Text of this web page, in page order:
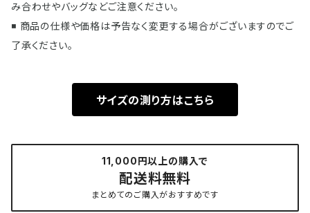
み合わせやバッグなどご注意ください。
◾️ 商品の仕様や価格は予告なく変更する場合がございますのでご
了承ください。
サイズの測り方はこちら
11,000円以上の購入で
配送料無料
まとめてのご購入がおすすめです